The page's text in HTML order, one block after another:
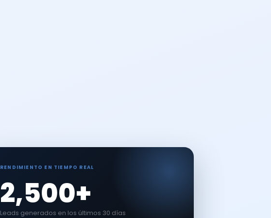
RENDIMIENTO EN TIEMPO REAL
2,500+
Leads generados en los últimos 30 días